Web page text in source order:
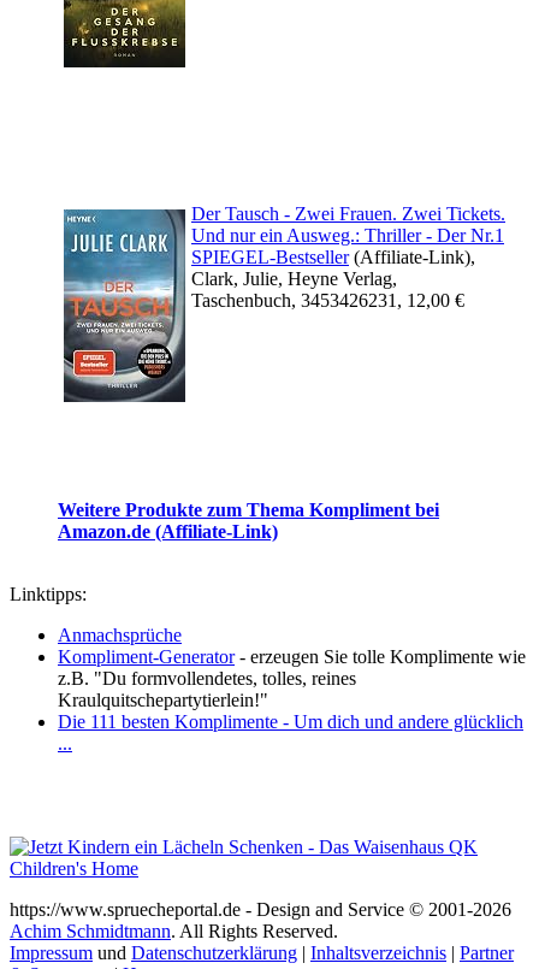
Der Tausch ‐ Zwei Frauen. Zwei Tickets.
Und nur ein Ausweg.: Thriller ‐ Der Nr.1
SPIEGEL-Bestseller(Affiliate-Link),
Clark, Julie, Heyne Verlag,
Taschenbuch, 3453426231, 12,00 €
Weitere Produkte zum Thema Kompliment bei
Amazon.de (Affiliate-Link)
Linktipps:
Anmachsprüche
Kompliment-Generator- erzeugen Sie tolle Komplimente wie
z.B. "Du formvollendetes, tolles, reines
Kraulquitschepartytierlein!"
Die 111 besten Komplimente ‐ Um dich und andere glücklich
...
https://www.spruecheportal.de - Design and Service © 2001-2026
Achim Schmidtmann. All Rights Reserved.
Impressum und Datenschutzerklärung | Inhaltsverzeichnis | Partner